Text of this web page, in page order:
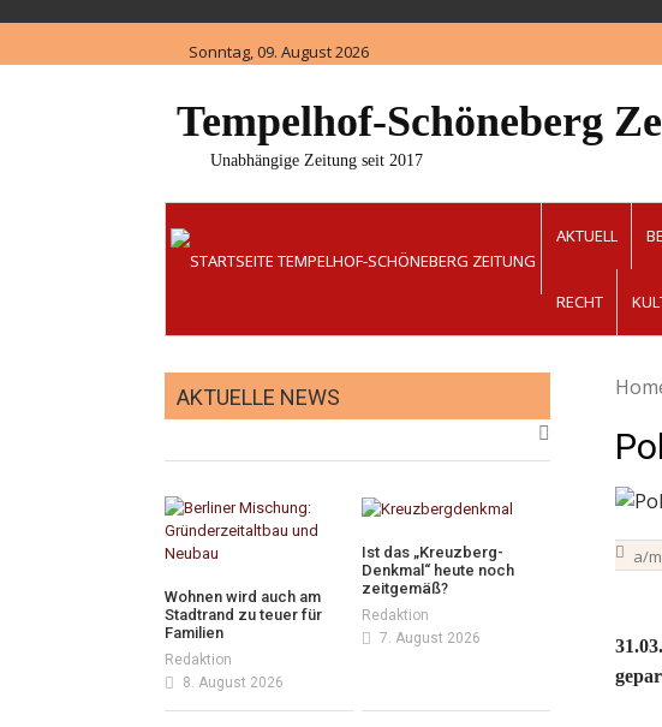
content
Sonntag, 09. August 2026
Tempelhof-Schöneberg
Unabhängige Zeitung seit 2017
AKTUELL
RECHT
a/m
AKTUELLE NEWS
Wohnen wird auch am
Stadtrand zu teuer für
Familien
Redaktion
8. August 2026
Ist das „Kreuzberg-
Denkmal“ heute noch
zeitgemäß?
Redaktion
7. August 2026